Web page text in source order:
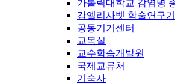
가톨릭대학교 감염병
강엘리사벳 학술연구
공동기기센터
교목실
교수학습개발원
국제교류처
기숙사